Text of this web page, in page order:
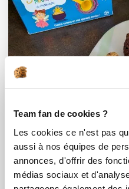
Team fan de cookies ?
Les cookies ce n'est pas
aussi à nos équipes de
annonces, d'offrir des
médias sociaux et